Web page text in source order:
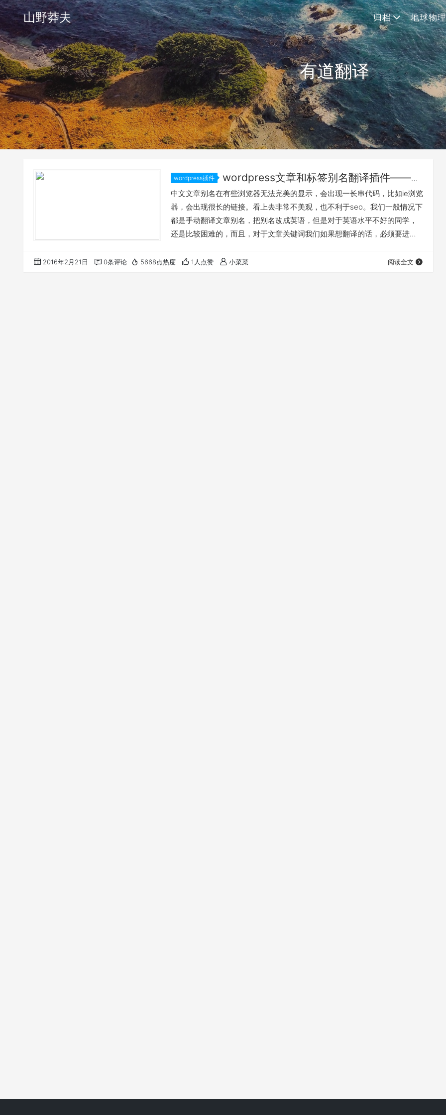
山野莽夫 归档 地球物
有道翻译
wordpress插件
wordpress文章和标签别名翻译插件———
wp-youdao-slug
中文文章别名在有些浏览器无法完美的显示，会出现一长串代码，比如ie浏览
器，会出现很长的链接。看上去非常不美观，也不利于seo。我们一般情况下
都是手动翻译文章别名，把别名改成英语，但是对于英语水平不好的同学，
还是比较困难的，而且，对于文章关键词我们如果想翻译的话，必须要进入
大部分的站长来说，对代码掌握不够，无法调用翻译接口，来解决这个额问
题。所以，我们想到了别人做的插件，wp-slug-translate，但是这款插件使
2016年2月21日 0条评论 5668点热度 1人点赞 小菜菜 阅读全文